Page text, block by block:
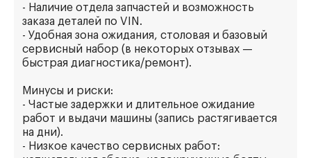
- Наличие отдела запчастей и возможность
заказа деталей по VIN.
- Удобная зона ожидания, столовая и базовый
сервисный набор (в некоторых отзывах —
быстрая диагностика/ремонт).
Минусы и риски:
- Частые задержки и длительное ожидание
работ и выдачи машины (запись растягивается
на дни).
- Низкое качество сервисных работ: